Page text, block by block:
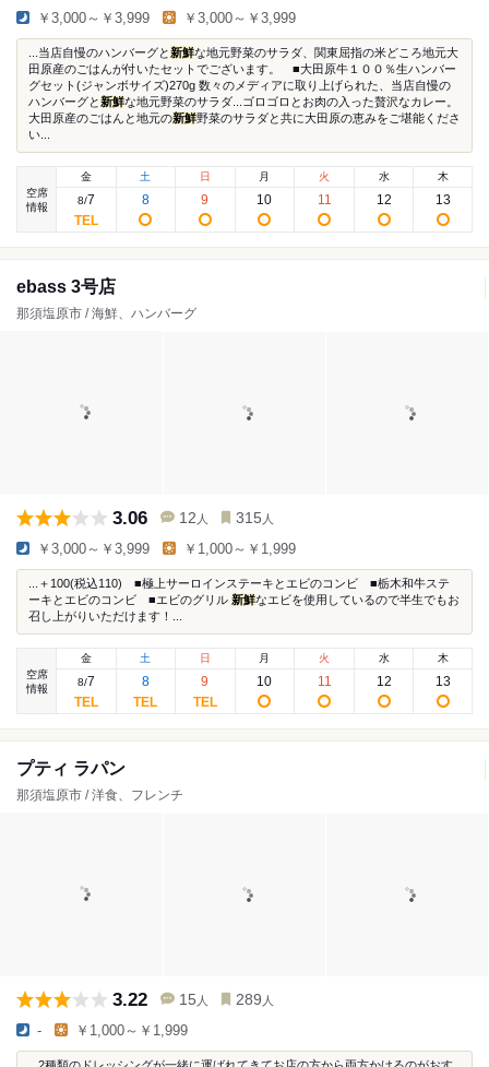
￥3,000～￥3,999 ￥3,000～￥3,999
...当店自慢のハンバーグと新鮮な地元野菜のサラダ、関東屈指の米どころ地元大
田原産のごはんが付いたセットでございます。 ■大田原牛１００％生ハンバー
グセット(ジャンボサイズ)270g 数々のメディアに取り上げられた、当店自慢の
ハンバーグと新鮮な地元野菜のサラダ...ゴロゴロとお肉の入った贅沢なカレー。
大田原産のごはんと地元の新鮮野菜のサラダと共に大田原の恵みをご堪能くださ
い...
空席
情報
金
8/7
土
8
日
9
月
10
火
11
水
12
木
13
ebass 3号店
那須塩原市 / 海鮮、ハンバーグ
3.06 12 人 315 人
￥3,000～￥3,999 ￥1,000～￥1,999
...＋100(税込110) ■極上サーロインステーキとエビのコンビ ■栃木和牛ステ
ーキとエビのコンビ ■エビのグリル 新鮮なエビを使用しているので半生でもお
召し上がりいただけます！...
空席
情報
金
8/7
土
8
日
9
月
10
火
11
水
12
木
13
プティ ラパン
那須塩原市 / 洋食、フレンチ
3.22 15 人 289 人
- ￥1,000～￥1,999